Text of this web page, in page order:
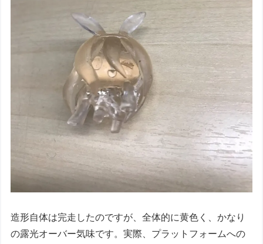
造形自体は完走したのですが、全体的に黄色く、かなり
の露光オーバー気味です。実際、プラットフォームへの